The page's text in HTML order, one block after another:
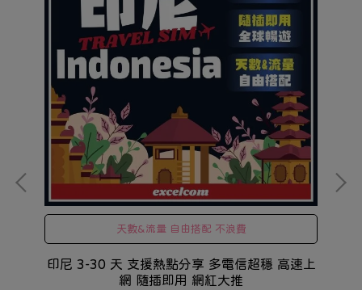
天數&流量 自由搭配 不浪費
印尼 3-30 天 支援熱點分享 多電信超穩 高速上
網 隨插即用 網紅大推